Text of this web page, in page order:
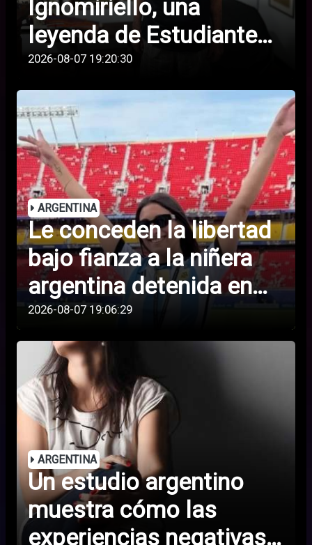
Ignomiriello, una
leyenda de Estudiantes
de La Plata y del fútbol
argentino
2026-08-07 19:20:30
ARGENTINA
Le conceden la libertad
bajo fianza a la niñera
argentina detenida en
EE.UU. durante el
Mundial
2026-08-07 19:06:29
ARGENTINA
Un estudio argentino
muestra cómo las
experiencias negativas